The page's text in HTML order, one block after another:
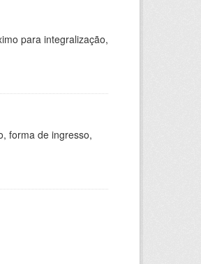
para integralização,
forma de ingresso,